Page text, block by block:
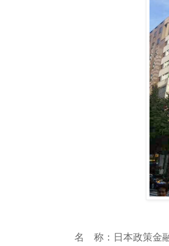
名 称：日本政策金